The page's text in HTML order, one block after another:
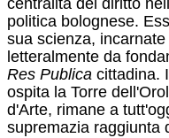
centralità del diritto
politica bolognese.
sua scienza,
letteralmente da
Res Publica cittadina.
ospita la Torre
d'Arte, rimane a
supremazia raggiunta